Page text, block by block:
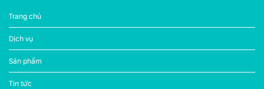
Trang chủ
Dịch vụ
Sản phẩm
Tin tức